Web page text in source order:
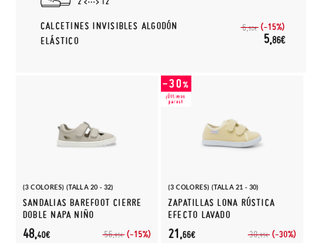
CALCETINES INVISIBLES ALGODÓN
ELÁSTICO
6,90€ (-15%)
5,86€
(3 COLORES) (TALLA 20 - 32)
SANDALIAS BAREFOOT CIERRE
DOBLE NAPA NIÑO
56,95€ (-15%)
48,40€
(3 COLORES) (TALLA 21 - 30)
ZAPATILLAS LONA RÚSTICA
EFECTO LAVADO
30,95€ (-30%)
21,66€